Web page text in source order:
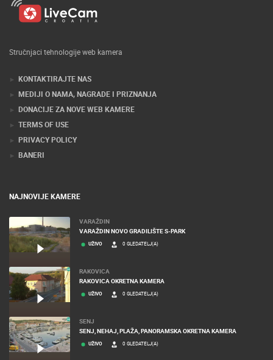
Stručnjaci tehnologije web kamera
KONTAKTIRAJTE NAS
MEDIJI O NAMA, NAGRADE I PRIZNANJA
DONACIJE ZA NOVE WEB KAMERE
TERMS OF USE
PRIVACY POLICY
BANERI
NAJNOVIJE KAMERE
VARAŽDIN
VARAŽDIN NOVO GRADILIŠTE S-PARK
UŽIVO 0 GLEDATELJ(A)
RAKOVICA
RAKOVICA OKRETNA KAMERA
UŽIVO 0 GLEDATELJ(A)
SENJ
SENJ, NEHAJ, PLAŽA, PANORAMSKA OKRETNA KAMERA
UŽIVO 0 GLEDATELJ(A)